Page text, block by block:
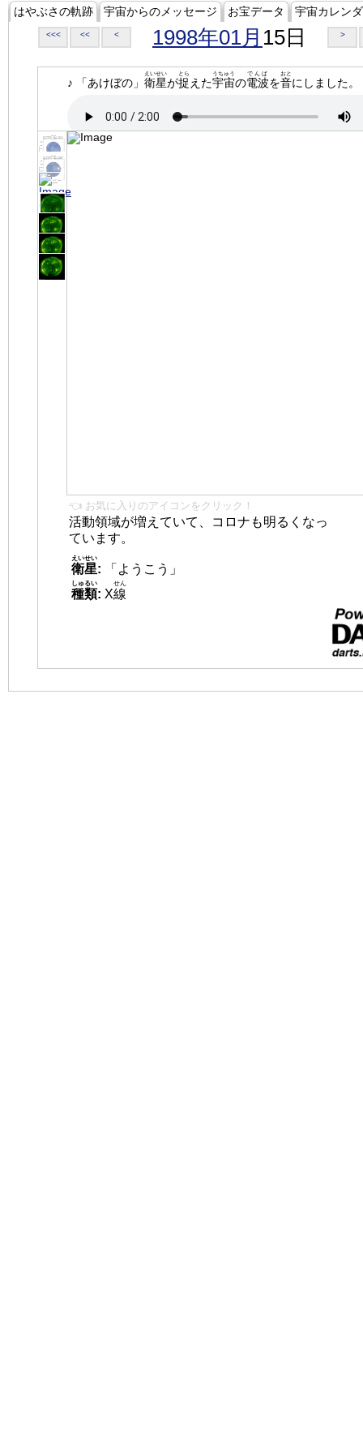
はやぶさの軌跡 宇宙からのメッセージ お宝データ 宇宙カレン
<<< << < 1998年01月 15日 >
♪ 「あけぼの」 衛星
えいせい
が捉
とら
えた宇宙
うちゅう
の電波
でんぱ
を音
おと
にしました。
👈 お気に入りのアイコンをクリック！
活動領域が増えていて、コロナも明るくなっ
ています。
衛星
えいせい
:
「ようこう」
種類
しゅるい
: X線
せん